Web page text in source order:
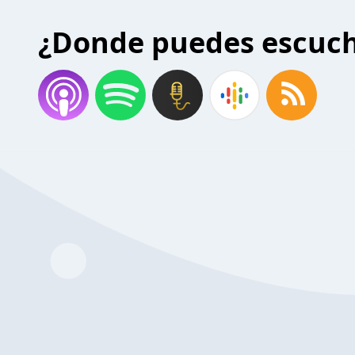
¿Donde puedes